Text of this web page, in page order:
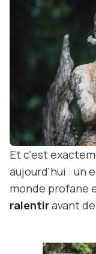
Et c'est
aujourd'hui : un
monde profane
ralentiravant